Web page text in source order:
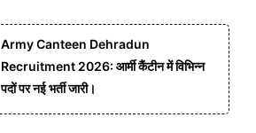
Army Canteen Dehradun
Recruitment 2026: आर्मी कैंटीन में विभिन्न
पदों पर नई भर्ती जारी।